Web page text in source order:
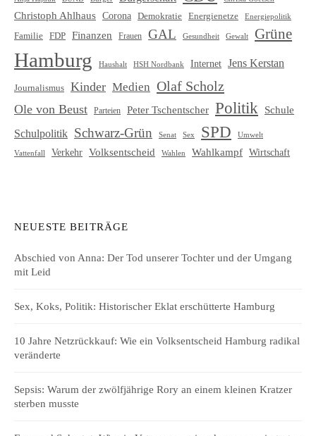
Christoph Ahlhaus Corona Demokratie Energienetze Energiepolitik
Familie FDP Finanzen Frauen GAL Gesundheit Gewalt Grüne
Hamburg Haushalt HSH Nordbank Internet Jens Kerstan
Journalismus Kinder Medien Olaf Scholz
Ole von Beust Parteien Peter Tschentscher Politik
Schule
Schulpolitik Schwarz-Grün Senat Sex SPD Umwelt
Vattenfall Verkehr Volksentscheid Wahlen Wahlkampf Wirtschaft
NEUESTE BEITRÄGE
Abschied von Anna: Der Tod unserer Tochter und der Umgang
mit Leid
Sex, Koks, Politik: Historischer Eklat erschütterte Hamburg
10 Jahre Netzrückkauf: Wie ein Volksentscheid Hamburg radikal
veränderte
Sepsis: Warum der zwölfjährige Rory an einem kleinen Kratzer
sterben musste